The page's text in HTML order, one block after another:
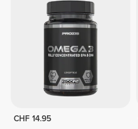
CHF 14.95